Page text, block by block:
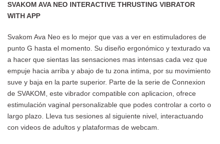
SVAKOM AVA NEO INTERACTIVE THRUSTING VIBRATOR
WITH APP
Svakom Ava Neo es lo mejor que vas a ver en estimuladores de
punto G hasta el momento. Su diseño ergonómico y texturado va
a hacer que sientas las sensaciones mas intensas cada vez que
empuje hacia arriba y abajo de tu zona intima, por su movimiento
suve y baja en la parte superior. Parte de la serie de Connexion
de SVAKOM, este vibrador compatible con aplicacion, ofrece
estimulación vaginal personalizable que podes controlar a corto o
largo plazo. Lleva tus sesiones al siguiente nivel, interactuando
con videos de adultos y plataformas de webcam.